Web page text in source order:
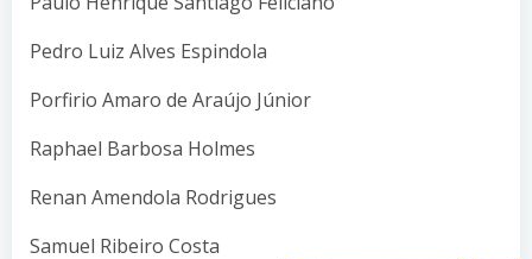
Pedro Luiz Alves Espindola
Porfirio Amaro de Araújo Júnior
Raphael Barbosa Holmes
Renan Amendola Rodrigues
Samuel Ribeiro Costa